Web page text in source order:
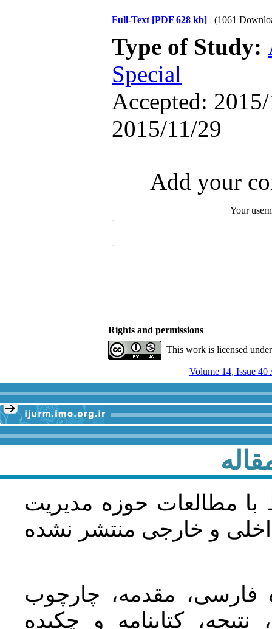
Full-Text [PDF 628 kb] (1061
Type of Study:
Special
Accepted:
2015/11/29
Add your
Your
Rights and permissions
This work is licensed
با مطالعات حوزه مديريت
و خارجی منتشر نشده
فارسی، مقدمه، چارچوب
کتابنامه و چکیده